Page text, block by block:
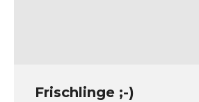
Frischlinge ;-)